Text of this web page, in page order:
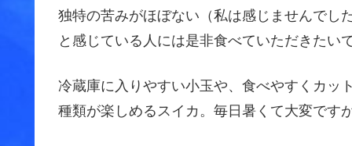
独特の苦みがほぼない（私は感じませんで
と感じている人には是非食べていただきたい
冷蔵庫に入りやすい小玉や、食べやすくカッ
種類が楽しめるスイカ。毎日暑くて大変です